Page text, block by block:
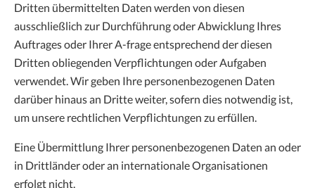
Dritten übermittelten Daten werden von diesen
ausschließlich zur Durchführung oder Abwicklung Ihres
Auftrages oder Ihrer A-frage entsprechend der diesen
Dritten obliegenden Verpflichtungen oder Aufgaben
verwendet. Wir geben Ihre personenbezogenen Daten
darüber hinaus an Dritte weiter, sofern dies notwendig ist,
um unsere rechtlichen Verpflichtungen zu erfüllen.
Eine Übermittlung Ihrer personenbezogenen Daten an oder
in Drittländer oder an internationale Organisationen
erfolgt nicht.